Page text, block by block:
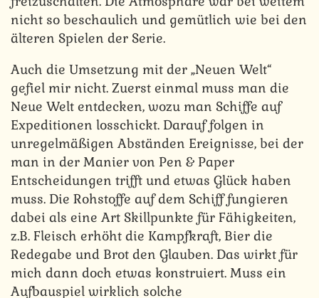
nicht so beschaulich und gemütlich wie bei den
älteren Spielen der Serie.
Auch die Umsetzung mit der „Neuen Welt“
gefiel mir nicht. Zuerst einmal muss man die
Neue Welt entdecken, wozu man Schiffe auf
Expeditionen losschickt. Darauf folgen in
unregelmäßigen Abständen Ereignisse, bei der
man in der Manier von Pen & Paper
Entscheidungen trifft und etwas Glück haben
muss. Die Rohstoffe auf dem Schiff fungieren
dabei als eine Art Skillpunkte für Fähigkeiten,
z.B. Fleisch erhöht die Kampfkraft, Bier die
Redegabe und Brot den Glauben. Das wirkt für
mich dann doch etwas konstruiert. Muss ein
Aufbauspiel wirklich solche